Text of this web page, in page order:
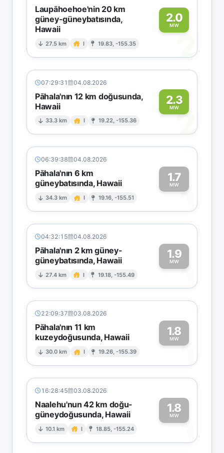
Laupāhoehoe'nin 20 km
güney-güneybatısında,
Hawaii
27.5 km I 19.83, -155.35
2.0
MW
2
07:29:31 04.08.2026
Pāhala'nın 12 km doğusunda,
Hawaii
33.3 km I 19.22, -155.36
2.3
MW2
06:39:38 04.08.2026
Pāhala'nın 6 km
güneybatısında, Hawaii
34.3 km I 19.16, -155.51
1.7
MW1
04:32:15 04.08.2026
Pāhala'nın 2 km güney-
güneybatısında, Hawaii
27.4 km I 19.18, -155.49
1.9
MW1
22:09:37 03.08.2026
Pāhala'nın 11 km
kuzeydoğusunda, Hawaii
30.0 km I 19.26, -155.39
1.8
MW1
16:28:45 03.08.2026
Naalehu'nun 42 km doğu-
güneydoğusunda, Hawaii
10.1 km I 18.85, -155.24
1.8
MW1